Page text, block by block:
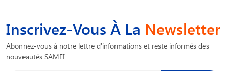
Inscrivez-Vous À La Newsletter
Abonnez-vous à notre lettre d'informations et reste informés des
nouveautés SAMFI